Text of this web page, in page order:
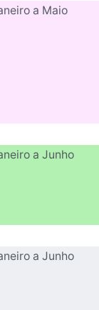
a Maio
a Junho
a Junho